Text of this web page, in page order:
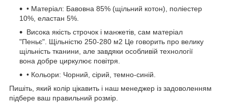
• Матеріал: Бавовна 85% (щільний котон), поліестер
10%, еластан 5%.
Висока якість строчок і манжетів, сам матеріал
"Пеньє". Щільністю 250-280 м2 Це говорить про велику
щільність тканини, але завдяки особливій технології
вона добре циркулює повітря.
• Кольори: Чорний, сірий, темно-синій.
Пишіть, який колір цікавить і наш менеджер із задоволенням
підбере ваш правильний розмір.